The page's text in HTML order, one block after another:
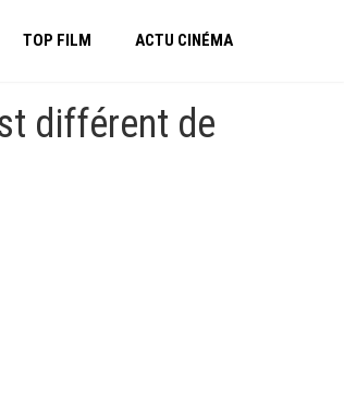
TOP FILM ACTU CINÉMA
différent de